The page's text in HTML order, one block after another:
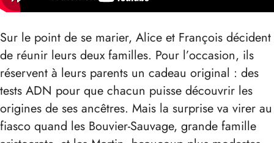
Sur le point de se marier, Alice et François décident
de réunir leurs deux familles. Pour l’occasion, ils
réservent à leurs parents un cadeau original : des
tests ADN pour que chacun puisse découvrir les
origines de ses ancêtres. Mais la surprise va virer au
fiasco quand les Bouvier-Sauvage, grande famille